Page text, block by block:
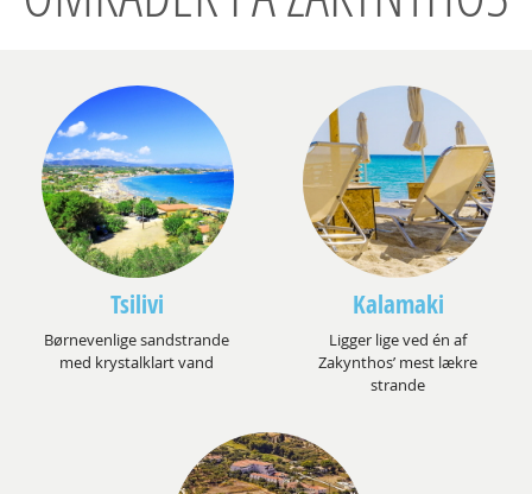
Tsilivi
Børnevenlige sandstrande
med krystalklart vand
Kalamaki
Ligger lige ved én af
Zakynthos’ mest lækre
strande